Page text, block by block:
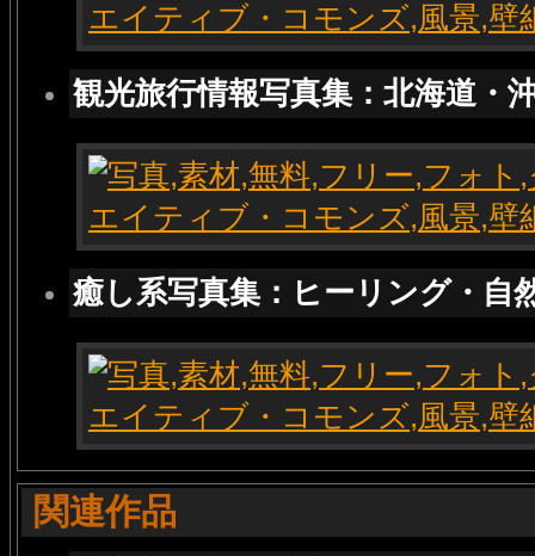
観光旅行情報写真集：北海道・
癒し系写真集：ヒーリング・自
関連作品